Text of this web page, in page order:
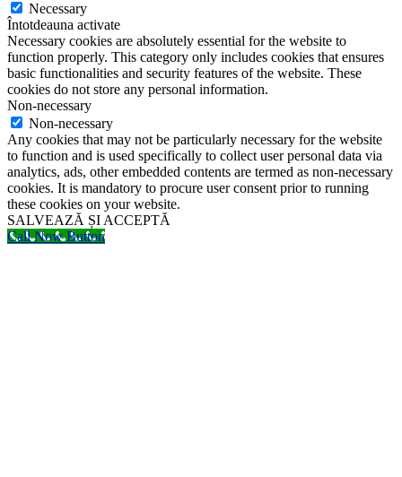
Necessary
Întotdeauna activate
Necessary cookies are absolutely essential for the website to
function properly. This category only includes cookies that ensures
basic functionalities and security features of the website. These
cookies do not store any personal information.
Non-necessary
Non-necessary
Any cookies that may not be particularly necessary for the website
to function and is used specifically to collect user personal data via
analytics, ads, other embedded contents are termed as non-necessary
cookies. It is mandatory to procure user consent prior to running
these cookies on your website.
SALVEAZĂ ȘI ACCEPTĂ
Call Now Button